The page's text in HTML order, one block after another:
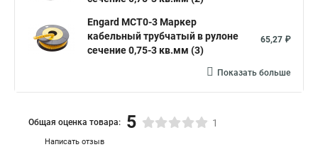
Engard MCT0-3 Маркер
кабельный трубчатый в рулоне
сечение 0,75-3 кв.мм (3)
65,27 ₽
Показать больше
Написать отзыв
Общая оценка товара: 5 1